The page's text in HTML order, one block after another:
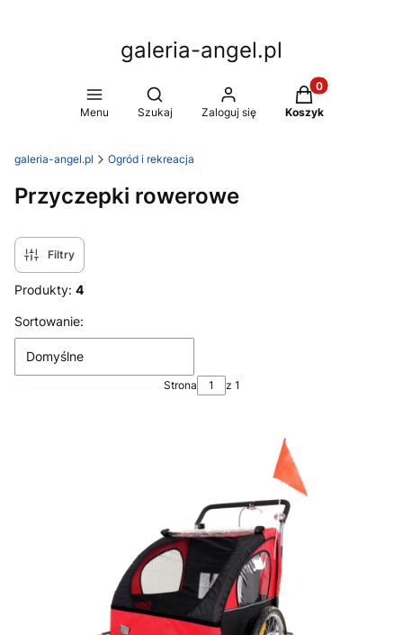
galeria-angel.pl
Menu
Otwórz wyszukiwarkę
Szukaj Zaloguj się
Produkty w
Koszyk
galeria-angel.pl Ogród i rekreacja
Przyczepki rowerowe
Filtry
Produkty: 4
Lista produktów
Sortowanie:
Domyślne
Strona z 1